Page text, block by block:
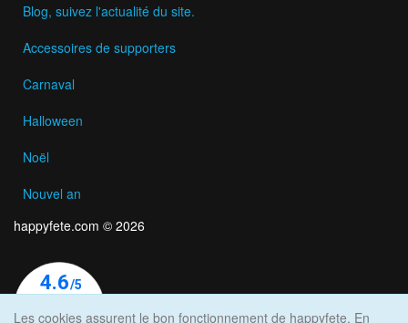
Blog, suivez l'actualité du site.
Accessoires de supporters
Carnaval
Halloween
Noël
Nouvel an
happyfete.com © 2026
Les cookies assurent le bon fonctionnement de happyfete. En